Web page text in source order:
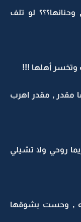
لو تلف
وتخسر أهلها !!!
مقدر , مقدر اهرب
روحي ولا تشيلي
, وحست بشوقها